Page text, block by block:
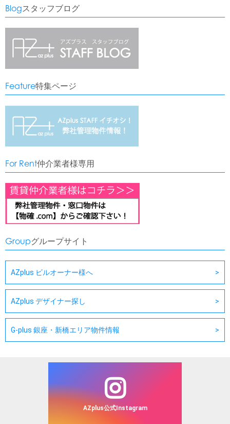
Blogスタッフブログ
Feature特集ページ
For Rent仲介業者様専用
Groupグループサイト
AZplus ビルオーナー様へ
AZplus デザイナー探し
G-plus 銀座・新橋エリア物件情報
AZplus公式Instagram